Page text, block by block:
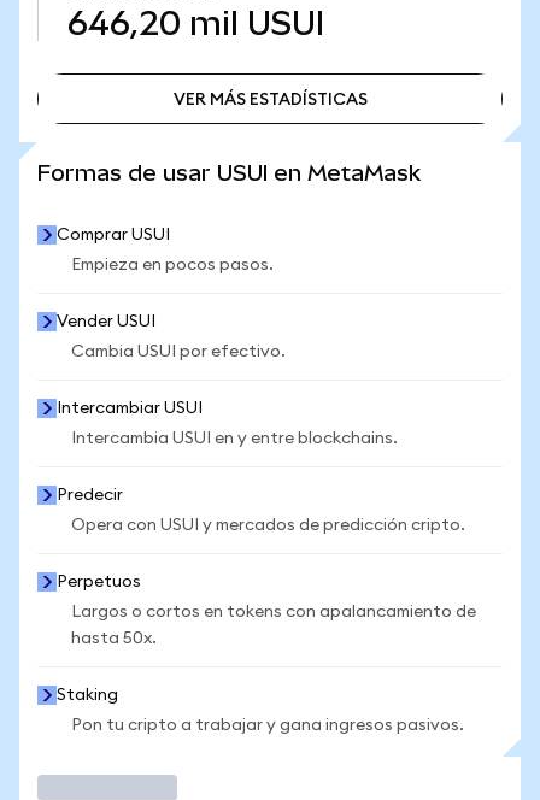
646,20 mil USUI
VER MÁS ESTADÍSTICAS
Formas de usar USUI en MetaMask
Comprar USUI
Empieza en pocos pasos.
Vender USUI
Cambia USUI por efectivo.
Intercambiar USUI
Intercambia USUI en y entre blockchains.
Predecir
Opera con USUI y mercados de predicción cripto.
Perpetuos
Largos o cortos en tokens con apalancamiento de
hasta 50x.
Staking
Pon tu cripto a trabajar y gana ingresos pasivos.